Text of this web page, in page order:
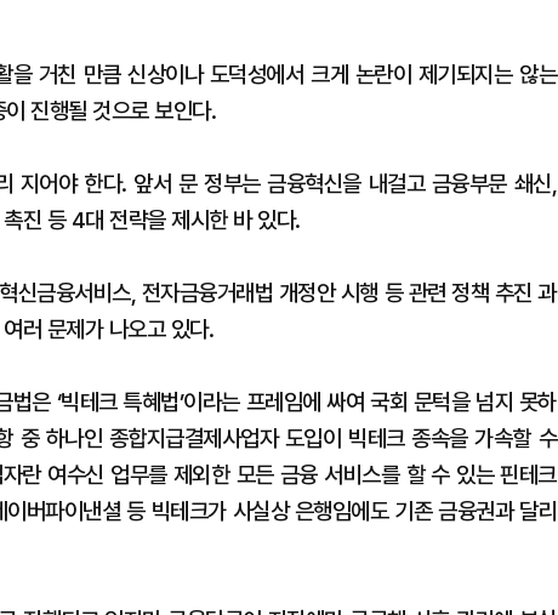
을 거친 만큼 신상이나 도덕성에서 크게 논란이 제기되지는 않는
진행될 것으로 보인다.
지어야 한다. 앞서 문 정부는 금융혁신을 내걸고 금융부문 쇄신,
진 등 4대 전략을 제시한 바 있다.
신금융서비스, 전자금융거래법 개정안 시행 등 관련 정책 추진 과
러 문제가 나오고 있다.
은 ‘빅테크 특혜법’이라는 프레임에 싸여 국회 문턱을 넘지 못하
중 하나인 종합지급결제사업자 도입이 빅테크 종속을 가속할 수
란 여수신 업무를 제외한 모든 금융 서비스를 할 수 있는 핀테크
버파이낸셜 등 빅테크가 사실상 은행임에도 기존 금융권과 달리